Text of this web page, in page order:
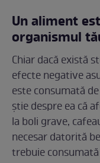
Un aliment
organismul
Chiar dacă există
efecte negative
este consumată
știe despre ea că
la boli grave,
necesar datorită
trebuie